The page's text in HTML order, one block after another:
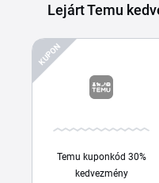
Lejárt Temu
KUPON
Temu kuponkód 30%
kedvezmény